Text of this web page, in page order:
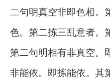
二句明真空非即色相。
色。第二拣三乱意者。
第二句明相有非真空。
非能依。即拣能依。其